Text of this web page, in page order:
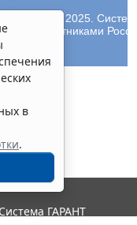
2025. Система
участниками
в
.
ГАРАНТ